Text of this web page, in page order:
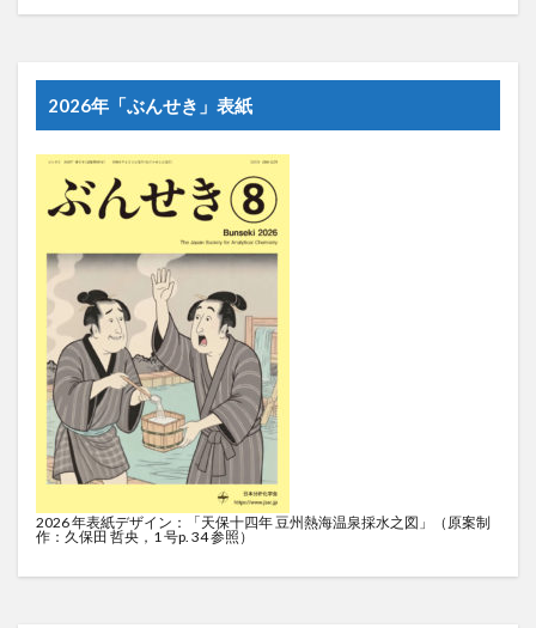
2026年「ぶんせき」表紙
2026 年表紙デザイン：「天保十四年 豆州熱海温泉採水之図」（原案制
作：久保田 哲央，1 号p. 34 参照）